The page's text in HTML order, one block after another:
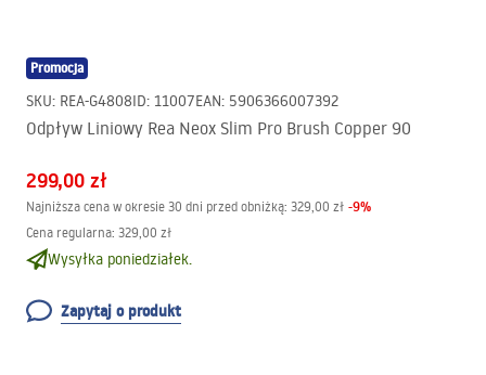
Promocja
SKU: REA-G4808ID: 11007EAN: 5906366007392
Odpływ Liniowy Rea Neox Slim Pro Brush Copper 90
299,00 zł
Najniższa cena w okresie 30 dni przed obniżką: 329,00 zł -9%
Cena regularna: 329,00 zł
Wysyłka poniedziałek.
Zapytaj o produkt